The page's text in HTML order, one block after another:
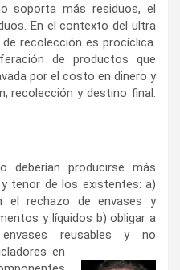
soporta más residuos, el
En el contexto del ultra
recolección es procíclica.
de productos que
por el costo en dinero y
recolección y destino final.
deberían producirse más
tenor de los existentes: a)
el rechazo de envases y
y líquidos b) obligar a
reusables y no
en